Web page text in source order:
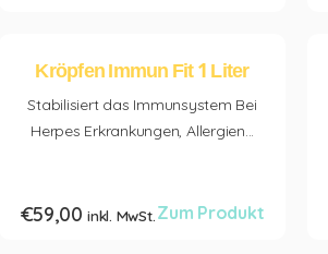
Kröpfen Immun Fit 1 Liter
Stabilisiert das Immunsystem Bei
Herpes Erkrankungen, Allergien...
€59,00 inkl. MwSt.Zum Produkt